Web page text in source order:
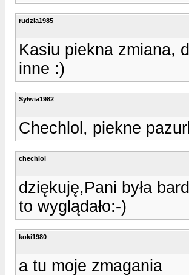
rudzia1985
Kasiu piekna zmiana,
inne :)
Sylwia1982
Chechlol, piekne
chechlol
dziękuję,Pani była
to wyglądało:-)
koki1980
a tu moje zmagania